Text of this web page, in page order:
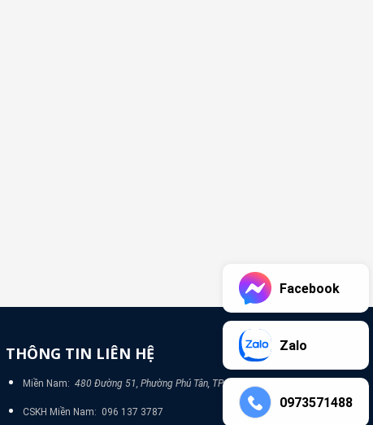
THÔNG TIN LIÊN HỆ
Miền Nam: 480 Đường 51, Phường Phú Tân, TP Bình Dương
CSKH Miền Nam: 096 137 3787
Facebook
Zalo
0973571488